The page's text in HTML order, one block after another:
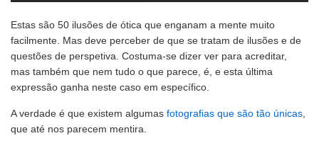
Estas são 50 ilusões de ótica que enganam a mente muito
facilmente. Mas deve perceber de que se tratam de ilusões e de
questões de perspetiva. Costuma-se dizer ver para acreditar,
mas também que nem tudo o que parece, é, e esta última
expressão ganha neste caso em específico.
A verdade é que existem algumas fotografias que são tão únicas
que até nos parecem mentira.